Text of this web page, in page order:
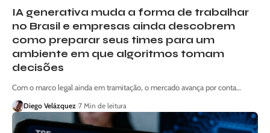
IA generativa muda a forma de trabalhar
no Brasil e empresas ainda descobrem
como preparar seus times para um
ambiente em que algoritmos tomam
decisões
Com o marco legal ainda em tramitação, o mercado avança por conta…
Diego Velázquez 7 Min de leitura